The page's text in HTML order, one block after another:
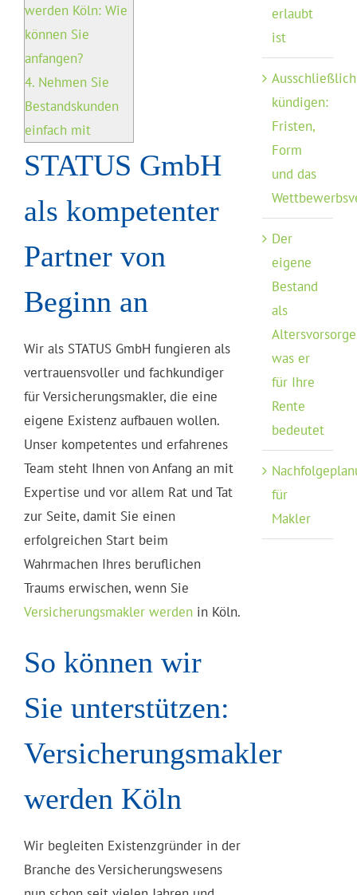
werden Köln: Wie
können Sie
anfangen?
4. Nehmen Sie
Bestandskunden
einfach mit
STATUS GmbH
als kompetenter
Partner von
Beginn an
Wir als STATUS GmbH fungieren als
vertrauensvoller und fachkundiger
für Versicherungsmakler, die eine
eigene Existenz aufbauen wollen.
Unser kompetentes und erfahrenes
Team steht Ihnen von Anfang an mit
Expertise und vor allem Rat und Tat
zur Seite, damit Sie einen
erfolgreichen Start beim
Wahrmachen Ihres beruflichen
Traums erwischen, wenn Sie
Versicherungsmakler werden in Köln.
So können wir
Sie unterstützen:
Versicherungsmakler
werden Köln
Wir begleiten Existenzgründer in der
Branche des Versicherungswesens
erlaubt
ist
kündigen:
Fristen,
Form
und das
Der
eigene
Bestand
als
was er
für Ihre
Rente
bedeutet
für
Makler